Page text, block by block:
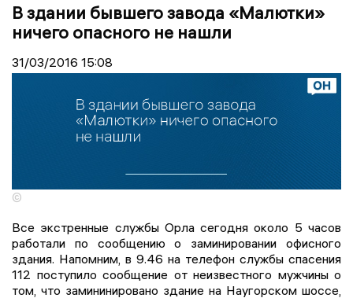
В здании бывшего завода «Малютки»
ничего опасного не нашли
31/03/2016 15:08
©
Все экстренные службы Орла сегодня около 5 часов
работали по сообщению о заминировании офисного
здания. Напомним, в 9.46 на телефон службы спасения
112 поступило сообщение от неизвестного мужчины о
том, что замининировано здание на Наугорском шоссе,